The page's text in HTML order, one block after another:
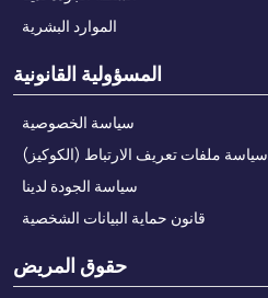
الموارد البشرية
المسؤولية القانونية
سياسة الخصوصية
سياسة ملفات تعريف الارتباط (الكوكيز)
سياسة الجودة لدينا
قانون حماية البيانات الشخصية
حقوق المريض